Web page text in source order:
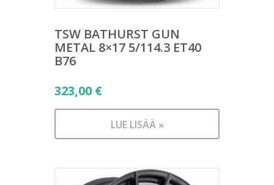
TSW BATHURST GUN
METAL 8×17 5/114.3 ET40
B76
323,00 €
LUE LISÄÄ »